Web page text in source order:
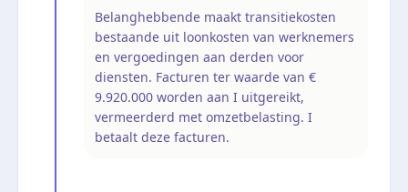
Belanghebbende maakt transitiekosten
bestaande uit loonkosten van werknemers
en vergoedingen aan derden voor
diensten. Facturen ter waarde van €
9.920.000 worden aan I uitgereikt,
vermeerderd met omzetbelasting. I
betaalt deze facturen.